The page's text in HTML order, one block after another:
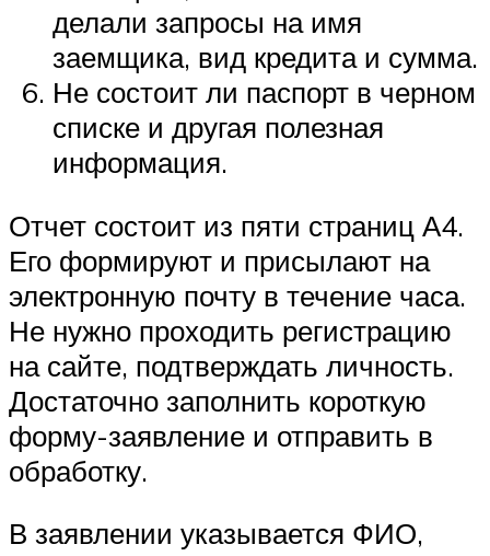
делали запросы на имя
заемщика, вид кредита и сумма.
Не состоит ли паспорт в черном
списке и другая полезная
информация.
Отчет состоит из пяти страниц А4.
Его формируют и присылают на
электронную почту в течение часа.
Не нужно проходить регистрацию
на сайте, подтверждать личность.
Достаточно заполнить короткую
форму-заявление и отправить в
обработку.
В заявлении указывается ФИО,